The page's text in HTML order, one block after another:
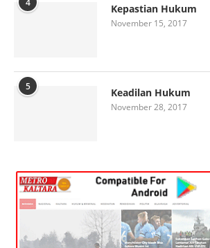
4 Kepastian Hukum
November 15, 2017
5 Keadilan Hukum
November 28, 2017